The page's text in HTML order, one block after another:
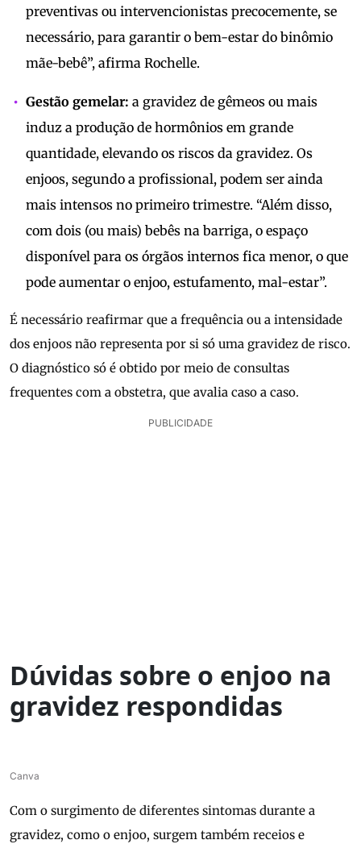
preventivas ou intervencionistas precocemente, se
necessário, para garantir o bem-estar do binômio
mãe-bebê”, afirma Rochelle.
Gestão gemelar: a gravidez de gêmeos ou mais
induz a produção de hormônios em grande
quantidade, elevando os riscos da gravidez. Os
enjoos, segundo a profissional, podem ser ainda
mais intensos no primeiro trimestre. “Além disso,
com dois (ou mais) bebês na barriga, o espaço
disponível para os órgãos internos fica menor, o que
pode aumentar o enjoo, estufamento, mal-estar”.
É necessário reafirmar que a frequência ou a intensidade
dos enjoos não representa por si só uma gravidez de risco.
O diagnóstico só é obtido por meio de consultas
frequentes com a obstetra, que avalia caso a caso.
PUBLICIDADE
Dúvidas sobre o enjoo na
gravidez respondidas
Canva
Com o surgimento de diferentes sintomas durante a
gravidez, como o enjoo, surgem também receios e